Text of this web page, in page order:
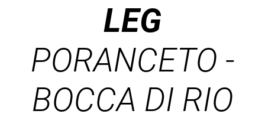
LEG
PORANCETO -
BOCCA DI RIO